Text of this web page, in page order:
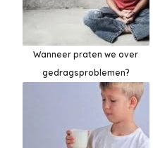
Wanneer praten we over
gedragsproblemen?